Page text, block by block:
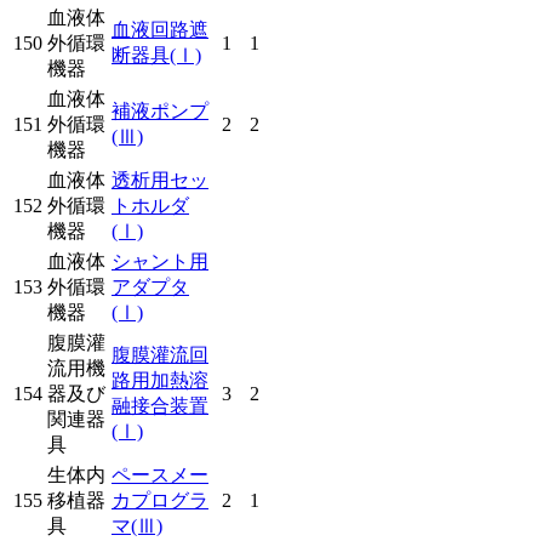
150
血液体
外循環
機器
血液回路遮
断器具(Ⅰ)
1 1
151
血液体
外循環
機器
補液ポンプ
(Ⅲ)
2 2
152
血液体
外循環
機器
透析用セッ
トホルダ
(Ⅰ)
153
血液体
外循環
機器
シャント用
アダプタ
(Ⅰ)
154
腹膜灌
流用機
器及び
関連器
具
腹膜灌流回
路用加熱溶
融接合装置
(Ⅰ)
3 2
155
生体内
移植器
具
ペースメー
カプログラ
マ(Ⅲ)
2 1